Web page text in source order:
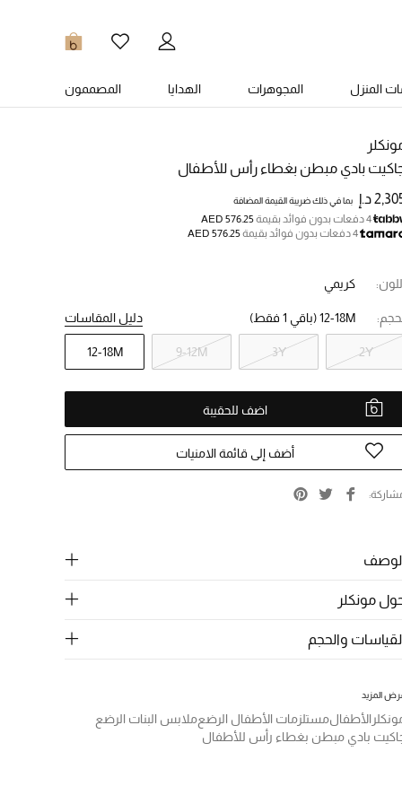
0
المنزل المجوهرات الهدايا المصممون
بادي مبطن بغطاء رأس للأطفال
د.إ
بما في ذلك ضريبة القيمة المضافة
4 دفعات بدون فوائد بقيمة
AED 576.25
4 دفعات بدون فوائد بقيمة
AED 576.25
كريمي
12-18M(باقي 1 فقط) دليل المقاسات
2Y
3Y
9-12M
12-18M
اضف للحقيبة
أضف إلى قائمة الامنيات
مونكلر
والحجم
المزيد
الأطفالمستلزمات الأطفال الرضعملابس البنات الرضع
بادي مبطن بغطاء رأس للأطفال